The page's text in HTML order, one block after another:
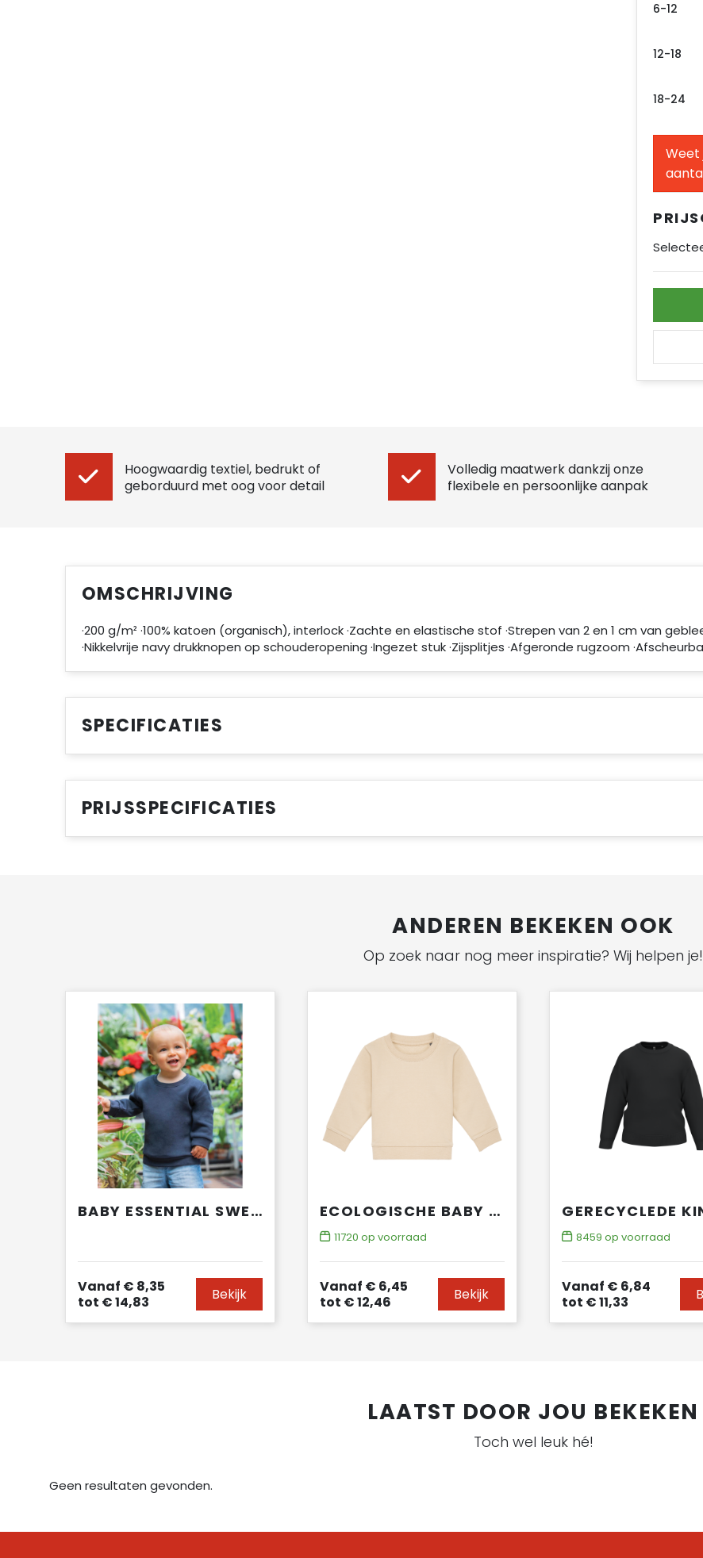
6-12
12-18
18-24
Weet
Hoogwaardig textiel, bedrukt of
geborduurd met oog voor detail
Volledig maatwerk dankzij onze
flexibele en persoonlijke aanpak
OMSCHRIJVING
·200 g/m² ·100% katoen (organisch), interlock ·Zachte en elastische stof ·Strepen van 2 en 1 cm van
·Nikkelvrije navy drukknopen op schouderopening ·Ingezet stuk ·Zijsplitjes ·Afgeronde rugzoom
SPECIFICATIES
PRIJSSPECIFICATIES
ANDEREN BEKEKEN OOK
Op zoek naar nog meer inspiratie? Wij helpen je!
BABY ESSENTIAL SWEATSHIRT
Vanaf € 8,35
tot € 14,83 Bekijk
ECOLOGISCHE BABY SWEATER
11720 op voorraad
Vanaf € 6,45
tot € 12,46 Bekijk
8459 op voorraad
Vanaf € 6,84
tot € 11,33
LAATST DOOR JOU BEKEKEN
Toch wel leuk hé!
Geen resultaten gevonden.